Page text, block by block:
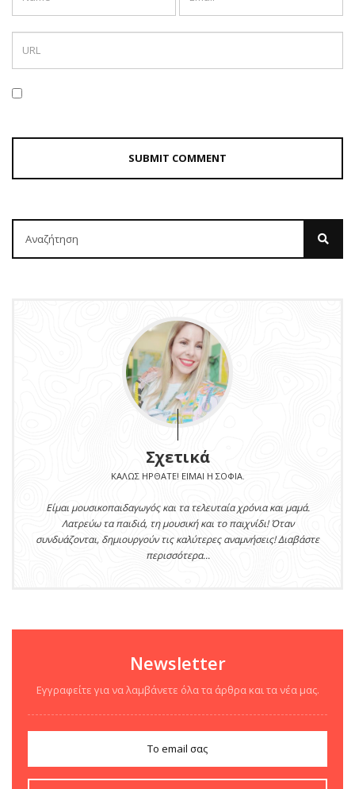
Σχετικά
ΚΑΛΏΣ ΉΡΘΑΤΕ! ΕΊΜΑΙ Η ΣΟΦΊΑ.
Είμαι μουσικοπαιδαγωγός και τα τελευταία χρόνια και μαμά.
Λατρεύω τα παιδιά, τη μουσική και το παιχνίδι! Όταν
συνδυάζονται, δημιουργούν τις καλύτερες αναμνήσεις! Διαβάστε
περισσότερα...
Newsletter
Εγγραφείτε για να λαμβάνετε όλα τα άρθρα και τα νέα μας.